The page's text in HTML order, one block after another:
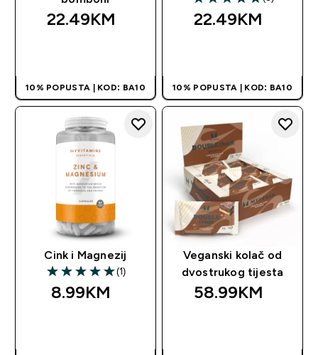
22.49KM‎
10% POPUSTA | KOD: BA10
5 out of 5 stars
22.49KM‎
10% POPUSTA | KOD: BA10
Cink i Magnezij
5 out of 5 stars
(1)
8.99KM‎
Veganski kolač od
dvostrukog tijesta
58.99KM‎